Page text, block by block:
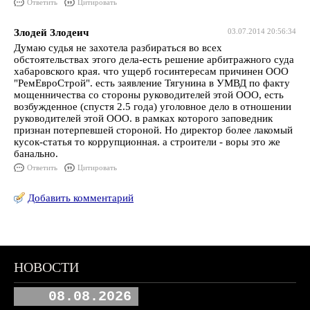
Ответить Цитировать
03.07.2014 20:56:34
Злодей Злодеич
Думаю судья не захотела разбираться во всех
обстоятельствах этого дела-есть решение арбитражного суда
хабаровского края. что ущерб госинтересам причинен ООО
"РемЕвроСтрой". есть заявление Тягунина в УМВД по факту
мощенничества со стороны руководителей этой ООО, есть
возбужденное (спустя 2.5 года) уголовное дело в отношении
руководителей этой ООО. в рамках которого заповедник
признан потерпевшей стороной. Но директор более лакомый
кусок-статья то коррупционная. а строители - воры это же
банально.
Ответить Цитировать
Добавить комментарий
НОВОСТИ
08.08.2026